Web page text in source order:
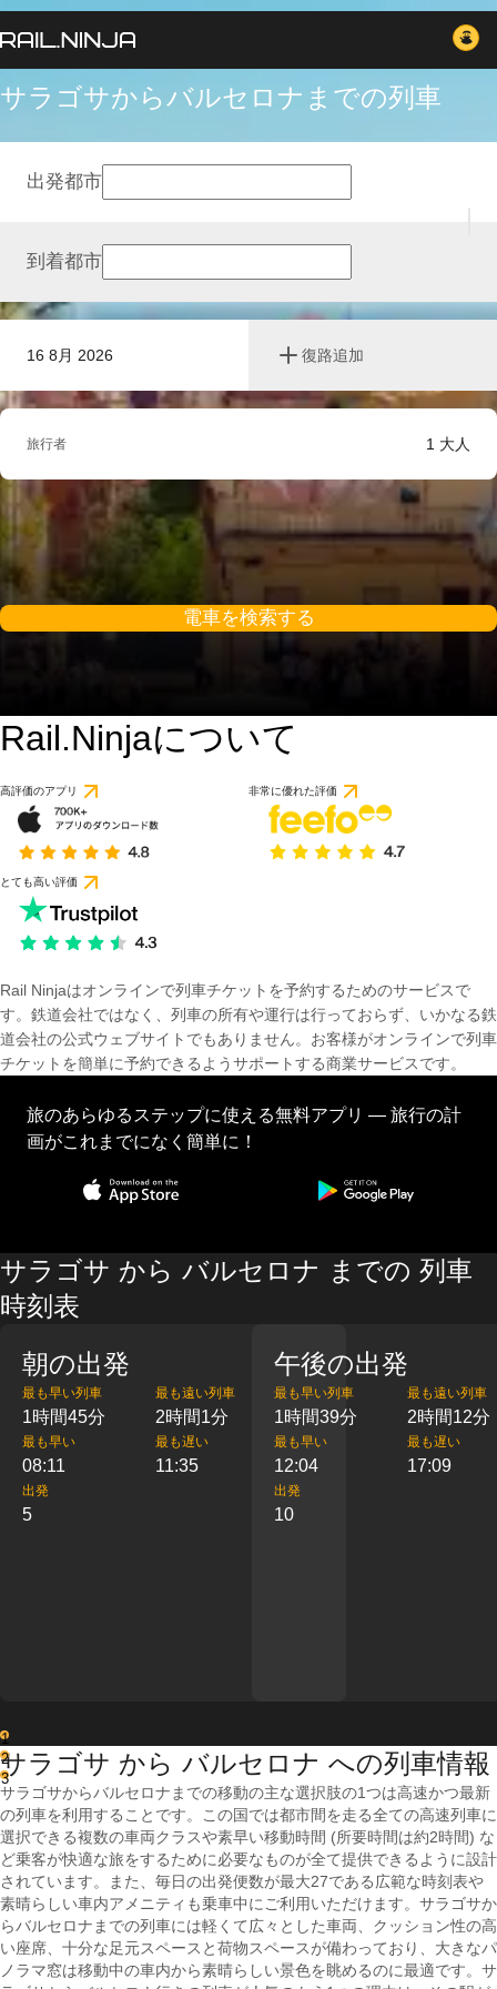
サラゴサからバルセロナまでの列車
16 8月 2026 復路追加
出発都市
到着都市
旅行者 1 大人
電車を検索する
Rail.Ninjaについて
高評価のアプリ 非常に優れた評価
とても高い評価
Rail Ninjaはオンラインで列車チケットを予約するためのサービスで
す。鉄道会社ではなく、列車の所有や運行は行っておらず、いかなる鉄
道会社の公式ウェブサイトでもありません。お客様がオンラインで列車
チケットを簡単に予約できるようサポートする商業サービスです。
旅のあらゆるステップに使える無料アプリ — 旅行の計
画がこれまでになく簡単に！
サラゴサ から バルセロナ までの 列車
時刻表
朝の出発
最も早い列車
1時間45分
最も遠い列車
2時間1分
最も早い
08:11
最も遅い
11:35
出発
5
午後の出発
最も早い列車
1時間39分
最も遠い列車
2時間12分
最も早い
12:04
最も遅い
17:09
出発
10
1
2
3
サラゴサ から バルセロナ への列車情報
サラゴサからバルセロナまでの移動の主な選択肢の1つは高速かつ最新
の列車を利用することです。この国では都市間を走る全ての高速列車に
選択できる複数の車両クラスや素早い移動時間 (所要時間は約2時間) な
ど乗客が快適な旅をするために必要なものが全て提供できるように設計
されています。また、毎日の出発便数が最大27である広範な時刻表や
素晴らしい車内アメニティも乗車中にご利用いただけます。サラゴサか
らバルセロナまでの列車には軽くて広々とした車両、クッション性の高
い座席、十分な足元スペースと荷物スペースが備わっており、大きなパ
ノラマ窓は移動中の車内から素晴らしい景色を眺めるのに最適です。サ
1 件のレビューに基づ